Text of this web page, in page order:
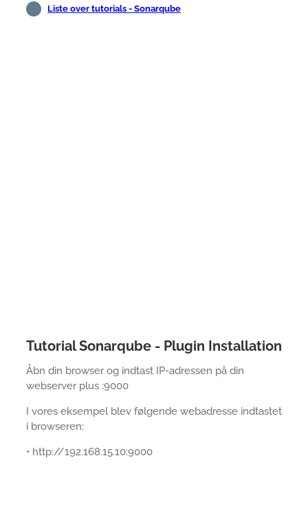
Liste over tutorials - Sonarqube
Tutorial Sonarqube - Plugin Installation
Åbn din browser og indtast IP-adressen på din
webserver plus :9000
I vores eksempel blev følgende webadresse indtastet
i browseren:
• http://192.168.15.10:9000